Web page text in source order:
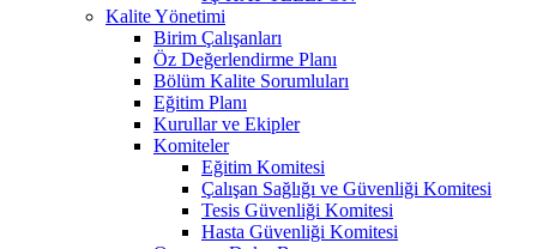
Kalite Yönetimi
Birim Çalışanları
Öz Değerlendirme Planı
Bölüm Kalite Sorumluları
Eğitim Planı
Kurullar ve Ekipler
Komiteler
Eğitim Komitesi
Çalışan Sağlığı ve Güvenliği Komitesi
Tesis Güvenliği Komitesi
Hasta Güvenliği Komitesi